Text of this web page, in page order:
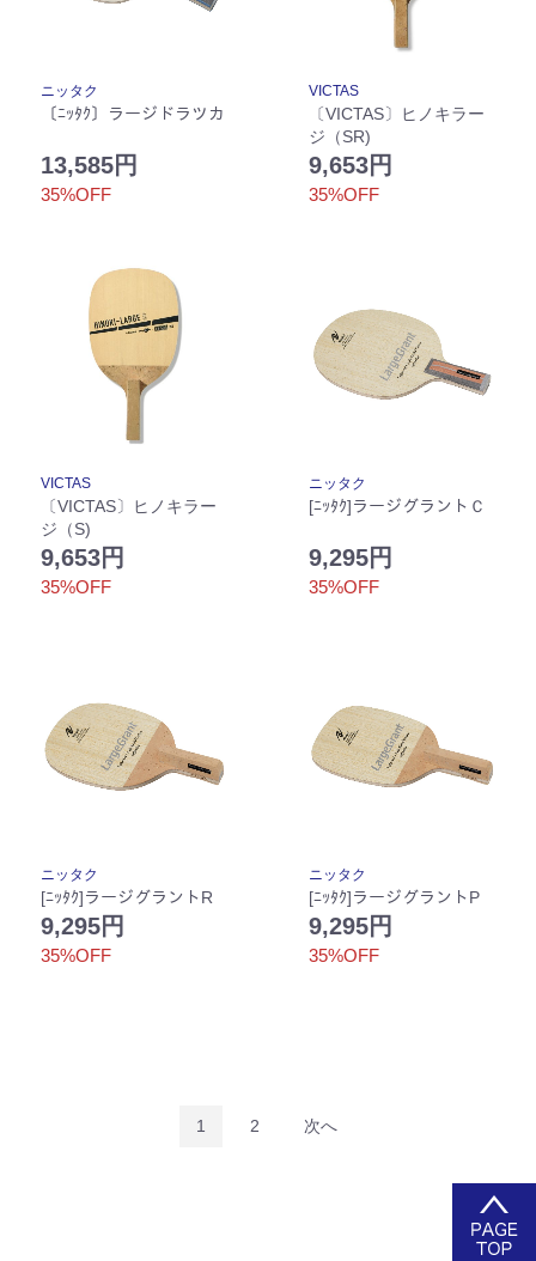
ニッタク
〔ﾆｯﾀｸ〕ラージドラツカ
13,585円
35%OFF
VICTAS
〔VICTAS〕ヒノキラー
ジ（SR)
9,653円
35%OFF
VICTAS
〔VICTAS〕ヒノキラー
ジ（S)
9,653円
35%OFF
ニッタク
[ﾆｯﾀｸ]ラージグラントＣ
9,295円
35%OFF
ニッタク
[ﾆｯﾀｸ]ラージグラントR
9,295円
35%OFF
ニッタク
[ﾆｯﾀｸ]ラージグラントP
9,295円
35%OFF
1 2 次へ